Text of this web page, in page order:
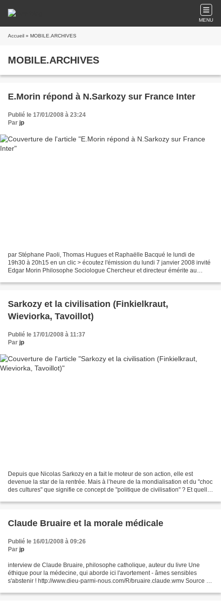
MENU
Accueil » MOBILE.ARCHIVES
MOBILE.ARCHIVES
E.Morin répond à N.Sarkozy sur France Inter
Publié le 17/01/2008 à 23:24
Par jp
par Stéphane Paoli, Thomas Hugues et Raphaëlle Bacqué le lundi de
19h30 à 20h15 en un clic > écoutez l'émission du lundi 7 janvier 2008 invité
Edgar Morin Philosophe Sociologue Chercheur et directeur émérite au
Sarkozy et la civilisation (Finkielkraut,
Wieviorka, Tavoillot)
Publié le 17/01/2008 à 11:37
Par jp
Depuis que Nicolas Sarkozy en a fait le moteur de son action, elle est
devenue la star de la rentrée. Mais à l’heure de la mondialisation et du "choc
des cultures" que signifie ce concept de "politique de civilisation" ? Et quelle
Claude Bruaire et la morale médicale
Publié le 16/01/2008 à 09:26
Par jp
interview de Claude Bruaire, philosophe catholique, auteur du livre Une
éthique pour la médecine, qui aborde ici l'avortement - âmes sensibles
s'abstenir ! http://www.dieu-parmi-nous.com/R/bruaire.claude.wmv Source :